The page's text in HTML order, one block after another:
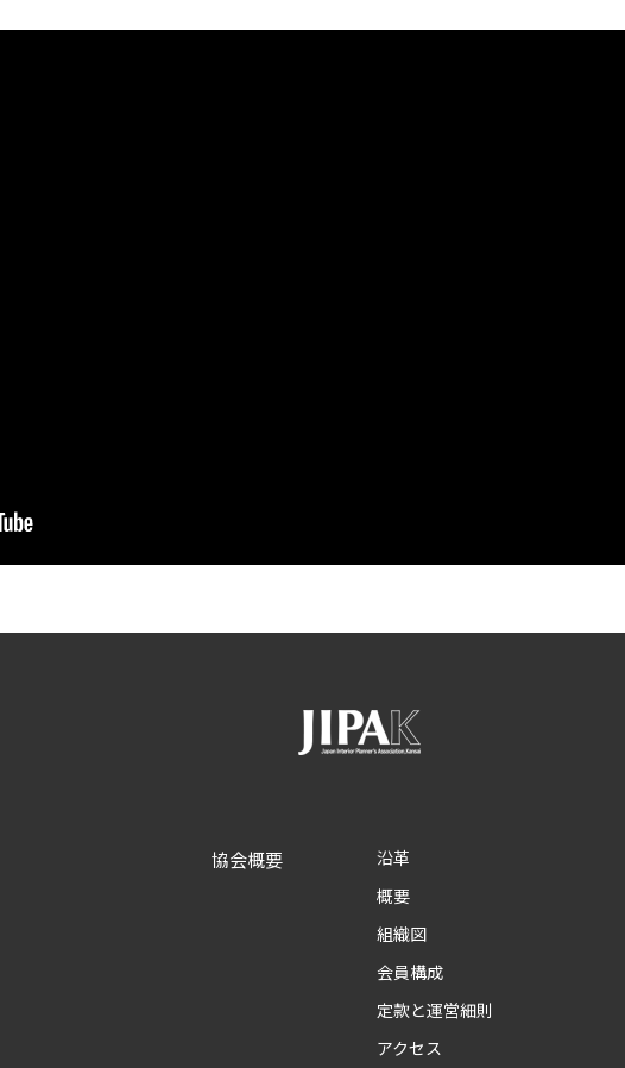
協会概要
沿革
概要
組織図
会員構成
定款と運営細則
アクセス